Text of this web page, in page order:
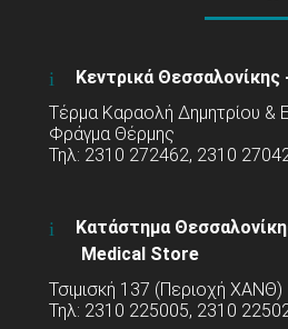
Κεντρικά
Τέρμα Καραολή Δημητρίου &
Φράγμα Θέρμης
Τηλ: 2310 272462, 2310
Κατάστημα
Medical Store
Τσιμισκή 137 (Περιοχή ΧΑΝΘ)
Τηλ: 2310 225005, 2310